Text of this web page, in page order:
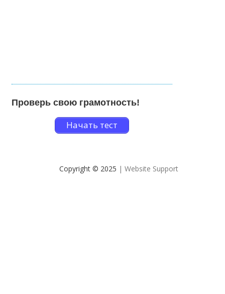
Проверь свою грамотность!
Начать тест
Copyright © 2025 | Website Support